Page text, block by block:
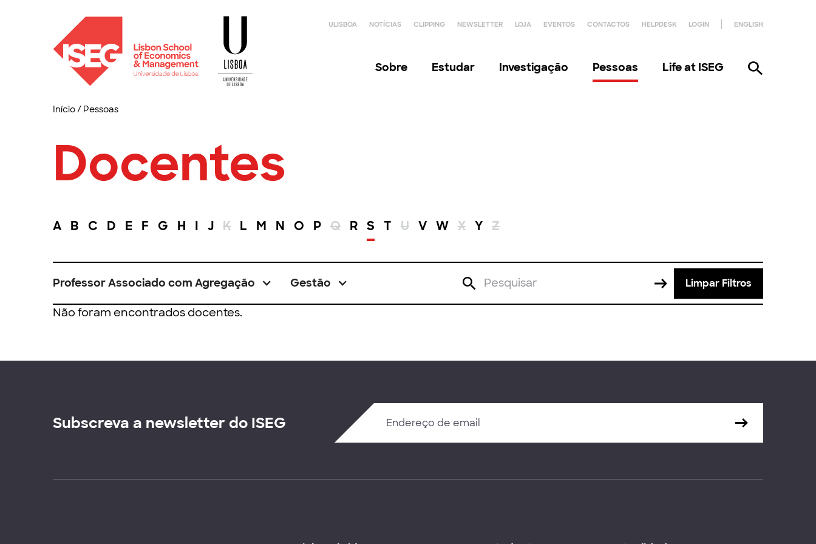
ULISBOA NOTÍCIAS CLIPPING NEWSLETTER LOJA EVENTOS CONTACTOS HELPDESK LOGIN ENGLISH
Sobre Estudar Investigação Pessoas Life at ISEG
Início/ Pessoas
Docentes
A B C D E F G H I J K L M N O P Q R S T U V W X Y Z
Professor Associado com Agregação Gestão Limpar Filtros
Não foram encontrados docentes.
Subscreva a newsletter do ISEG